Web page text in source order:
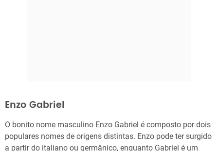
Enzo Gabriel
O bonito nome masculino Enzo Gabriel é composto por dois
populares nomes de origens distintas. Enzo pode ter surgido
a partir do italiano ou germânico, enquanto Gabriel é um